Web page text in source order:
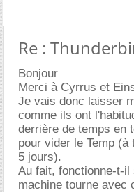
Re :
Bonjour
Merci à Cyrrus et
Je vais donc laisser
comme ils ont
derrière de temps en
pour vider le Temp
5 jours).
Au fait, fonctionne-t-
machine tourne avec